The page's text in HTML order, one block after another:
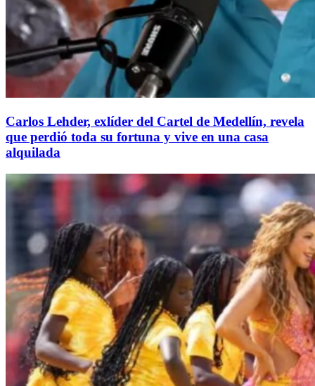
Carlos Lehder, exlíder del Cartel de Medellín, revela
que perdió toda su fortuna y vive en una casa
alquilada